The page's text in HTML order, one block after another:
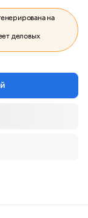
на
деловых